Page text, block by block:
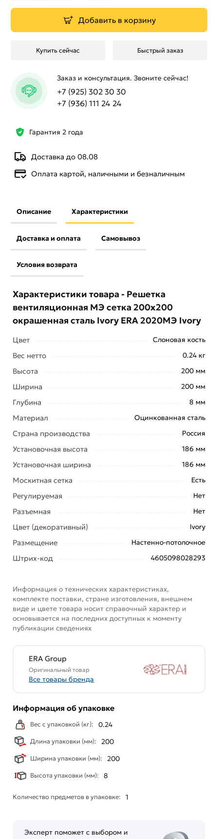
Гарантия 2 года
Доставка до 08.08
Оплата картой, наличными и безналичным
Добавить в корзину
Купить сейчас Быстрый заказ
Заказ и консультация. Звоните сейчас!
+7 (925) 302 30 30
+7 (936) 111 24 24
Описание Характеристики
Доставка и оплата Самовывоз
Условия возврата
Решетка вентиляционная с покрытием полимерной
эмалью 2020МЭ (150х150 мм; с сеткой; сталь;
кондиционирования и отопления. Изготавливается
из стали. Окрашивается полимерной краской.
Для приточно-вытяжной системы вентиляции.
или вытяжных вентиляционных систем бытовых,
общественных и промышленных зданий.
Условия доставки и цены на товар Решетка
вентиляционная МЭ сетка 200х200 окрашенная
Наши профессиональные менеджеры обработают
заказ и свяжутся с Вами для согласования условий
онлайн заказа рекомендуем ознакомиться с
описанием, характеристиками и отзывами.
Данний товар от производителя
соответствует всем стандартам качества. Возврат
купленного товарa в течение 7 дней (наличие чека
Характеристики товара - Решетка
вентиляционная МЭ сетка 200х200
окрашенная сталь Ivory ERA 2020МЭ Ivory
Цвет Слоновая кость
Вес нетто 0.24 кг
Высота 200 мм
Ширина 200 мм
Глубина 8 мм
Материал Оцинкованная сталь
Страна производства Россия
Установочная высота 186 мм
Установочная ширина 186 мм
Москитная сетка Есть
Регулируемая Нет
Разъемная Нет
Цвет (декоративный) Ivory
Размещение Настенно-потолочное
Штрих-код 4605098028293
Информация о технических характеристиках,
комплекте поставки, стране изготовления, внешнем
виде и цвете товара носит справочный характер и
основывается на последних доступных к моменту
публикации сведениях
ERA Group
Оригинальный товар
Все товары бренда
Информация об упаковке
Вес с упаковкой (кг): 0.24
Длина упаковки (мм): 200
Ширина упаковки (мм): 200
Высота упаковки (мм): 8
Количество предметов в упаковке: 1
Эксперт поможет с выбором и